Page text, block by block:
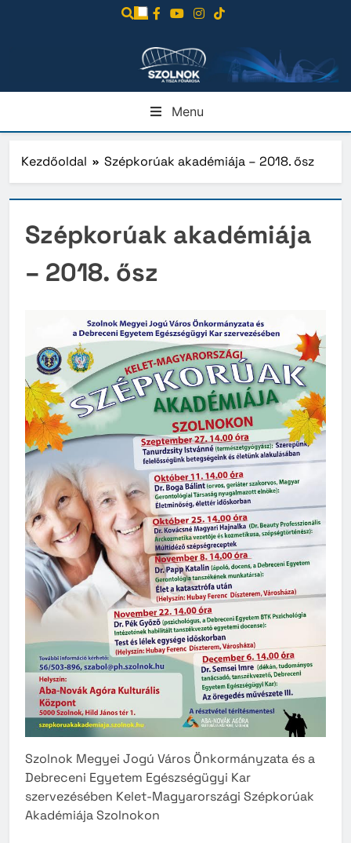
Menu
Kezdőoldal Szépkorúak akadémiája – 2018. ősz
Szépkorúak akadémiája
– 2018. ősz
Szolnok Megyei Jogú Város Önkormányzata és a
Debreceni Egyetem Egészségügyi Kar
szervezésében Kelet-Magyarországi Szépkorúak
Akadémiája Szolnokon